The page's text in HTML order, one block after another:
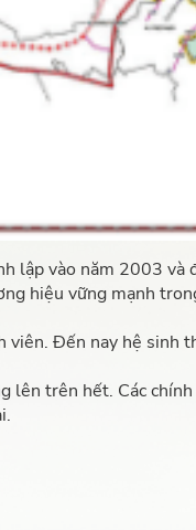
vào năm 2003 và
hiệu vững mạnh
Đến nay hệ sinh
trên hết. Các